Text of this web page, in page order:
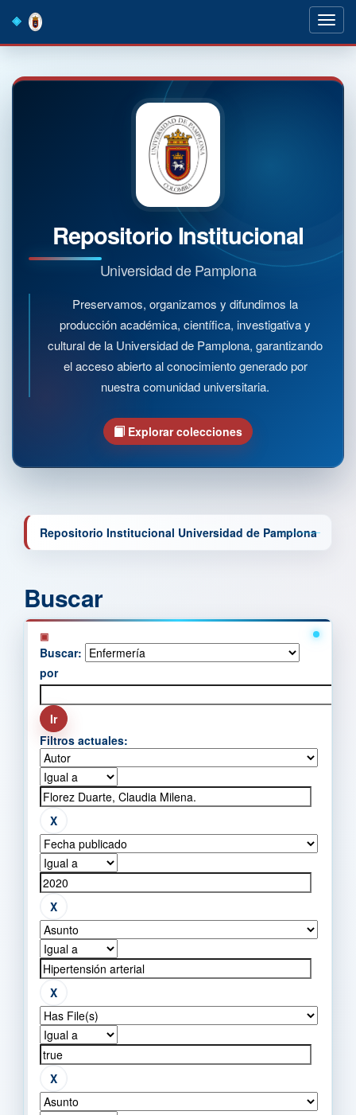
navigation
Repositorio Institucional
Universidad de Pamplona
Preservamos, organizamos y difundimos la
producción académica, científica, investigativa y
cultural de la Universidad de Pamplona, garantizando
el acceso abierto al conocimiento generado por
nuestra comunidad universitaria.
Explorar colecciones
Repositorio Institucional Universidad de Pamplona
Buscar
Buscar:
por
Filtros actuales: